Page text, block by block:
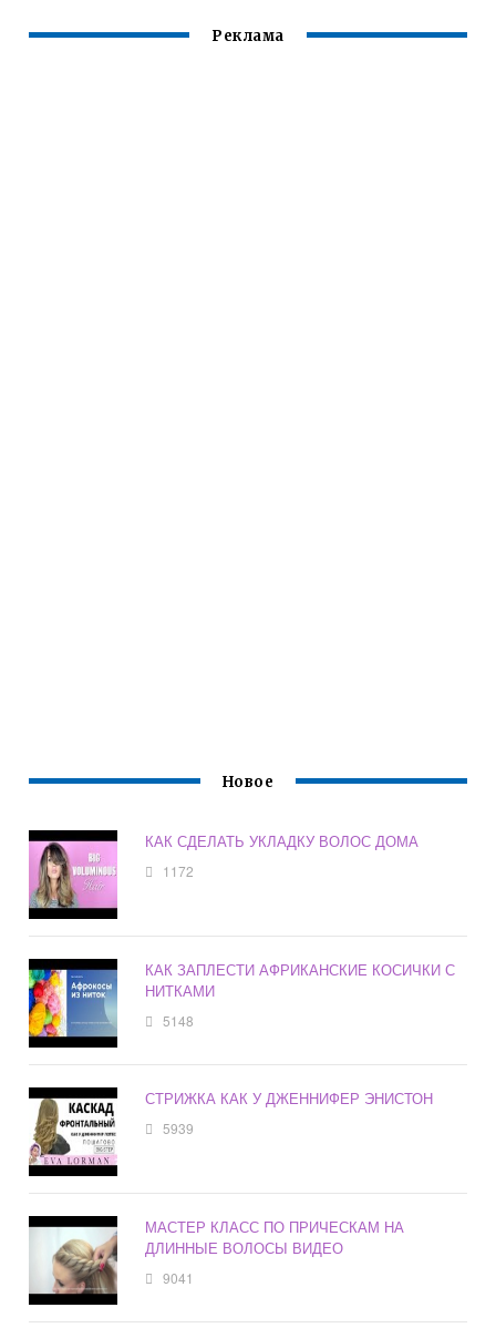
Реклама
Новое
КАК СДЕЛАТЬ УКЛАДКУ ВОЛОС ДОМА
1172
КАК ЗАПЛЕСТИ АФРИКАНСКИЕ КОСИЧКИ С
НИТКАМИ
5148
СТРИЖКА КАК У ДЖЕННИФЕР ЭНИСТОН
5939
МАСТЕР КЛАСС ПО ПРИЧЕСКАМ НА
ДЛИННЫЕ ВОЛОСЫ ВИДЕО
9041